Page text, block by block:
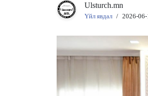
Ulsturch.mn
Үйл явдал / 2026-06-